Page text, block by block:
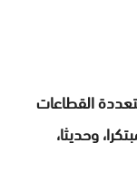
القطاعات
وحديثا،